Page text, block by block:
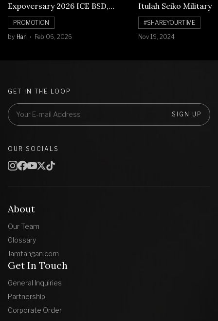
Expoversary 2026 ICE BSD,
Banyak Diskon Jam Tangan,
Cuma Sampai 8 Februari!
PROMOTION
by Han Feb 06, 2026
Itulah Seiko Military
#SHAREYOURTIME
Nov 19, 2024
About
Our Team
Glossary
Jamtangan.com
Get In Touch
General Inquiries
Partnership
Corporate Order
GET IN THE LOOP
SIGN UP
OUR SOCIALS